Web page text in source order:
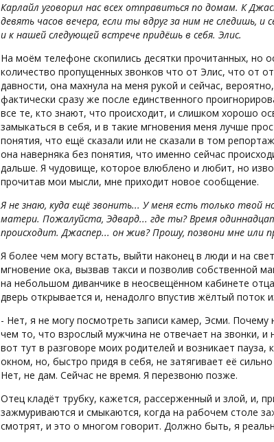
Карлайл уговорил нас всех отправиться по домам. К
девять часов вечера, если ты вдруг за ним не следишь,
и к нашей следующей встрече придёшь в себя. Элис.
На моём телефоне скопились десятки прочитанных, но
количество пропущенных звонков что от Элис, что от
давности, она махнула на меня рукой и сейчас,
фактически сразу же после единственного
все те, кто знают, что происходит, и слишком хорошо
замыкаться в себя, и в такие мгновения меня лучше
понятия, что ещё сказали или не сказали в том
она наверняка без понятия, что именно сейчас
дальше. Я чудовище, которое влюблено и любит, но
прочитав мои мысли, мне приходит новое сообщение.
Я не знаю, куда ещё звонить... У меня есть только твой
матери. Пожалуйста, Эдвард... где ты? Время
происходит. Джаспер... он жив? Прошу, позвони мне или
Я более чем могу встать, выйти наконец в люди и на
мгновение ока, вызвав такси и позволив собственной
на небольшом диванчике в неосвещённом кабинете
дверь открывается и, ненадолго впустив жёлтый
- Нет, я не могу посмотреть записи камер, Эсми.
чем то, что взрослый мужчина не отвечает на звонки, и
вот тут в разговоре моих родителей и возникает
окном, но, быстро придя в себя, не затягивает её
Нет, не дам. Сейчас не время. Я перезвоню позже.
Отец кладёт трубку, кажется, рассерженный и злой, и,
зажмуриваются и смыкаются, когда на рабочем столе
смотрят, и это о многом говорит. Должно быть, я